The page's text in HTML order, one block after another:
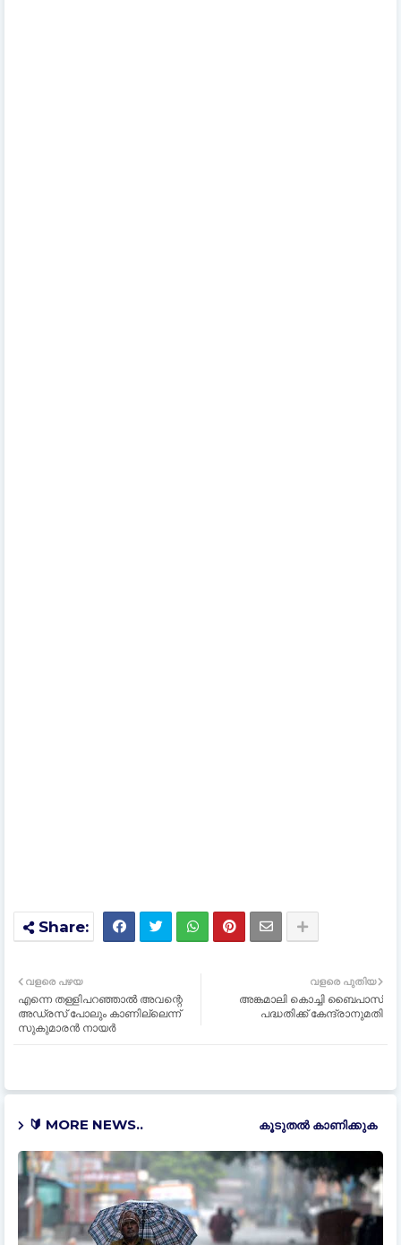
വളരെ പുതിയ
അങ്കമാലി കൊച്ചി ബൈപാസ്
പദ്ധതിക്ക് കേന്ദ്രാനുമതി
വളരെ പഴയ
എന്നെ തള്ളിപറഞ്ഞാൽ അവന്റെ
അഡ്രസ് പോലും കാണില്ലെന്ന്
സുകുമാരൻ നായർ
🔰 MORE NEWS.. കൂടുതൽ‍ കാണിക്കുക